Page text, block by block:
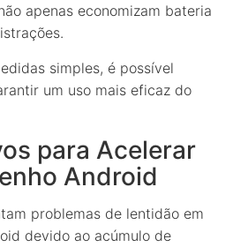
apenas economizam bateria
simples, é possível
um uso mais eficaz do
para Acelerar
Android
problemas de lentidão em
devido ao acúmulo de